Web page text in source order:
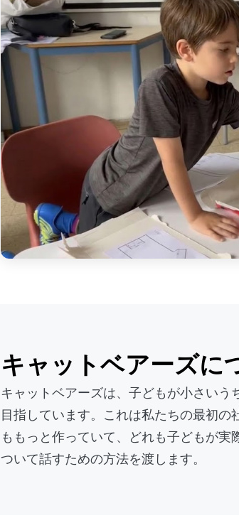
キャットベアーズに
キャットベアーズは、子どもが小さいう
目指しています。これは私たちの最初
ももっと作っていて、どれも子どもが
ついて話すための方法を渡します。